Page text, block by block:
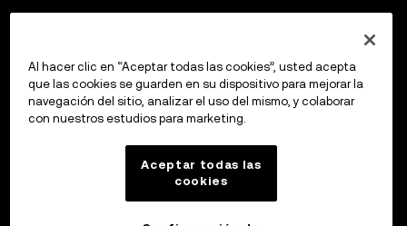
Al hacer clic en “Aceptar todas las cookies”, usted acepta
que las cookies se guarden en su dispositivo para mejorar la
navegación del sitio, analizar el uso del mismo, y colaborar
con nuestros estudios para marketing.
Aceptar todas las
cookies